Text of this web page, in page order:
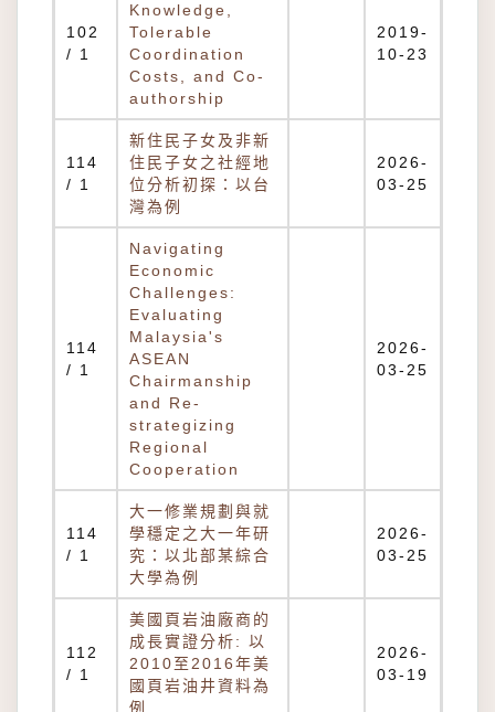
102
/ 1
Knowledge,
Tolerable
Coordination
Costs, and Co-
authorship
2019-
10-23
114
/ 1
新住民子女及非新
住民子女之社經地
位分析初探：以台
灣為例
2026-
03-25
114
/ 1
Navigating
Economic
Challenges:
Evaluating
Malaysia's
ASEAN
Chairmanship
and Re-
strategizing
Regional
Cooperation
2026-
03-25
114
/ 1
大一修業規劃與就
學穩定之大一年研
究：以北部某綜合
大學為例
2026-
03-25
112
/ 1
美國頁岩油廠商的
成長實證分析: 以
2010至2016年美
國頁岩油井資料為
例
2026-
03-19